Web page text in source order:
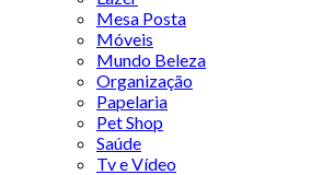
Mesa Posta
Móveis
Mundo Beleza
Organização
Papelaria
Pet Shop
Saúde
Tv e Vídeo